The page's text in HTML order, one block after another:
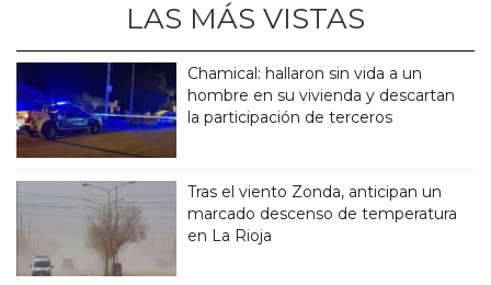
LAS MÁS VISTAS
Chamical: hallaron sin vida a un
hombre en su vivienda y descartan
la participación de terceros
Tras el viento Zonda, anticipan un
marcado descenso de temperatura
en La Rioja